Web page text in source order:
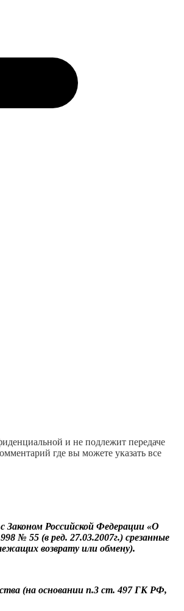
и не подлежит передаче
где вы можете указать все
Российской Федерации «О
№ 55 (в ред. 27.03.2007г.) срезанные
возврату или обмену).
(на основании п.3 ст. 497 ГК РФ,